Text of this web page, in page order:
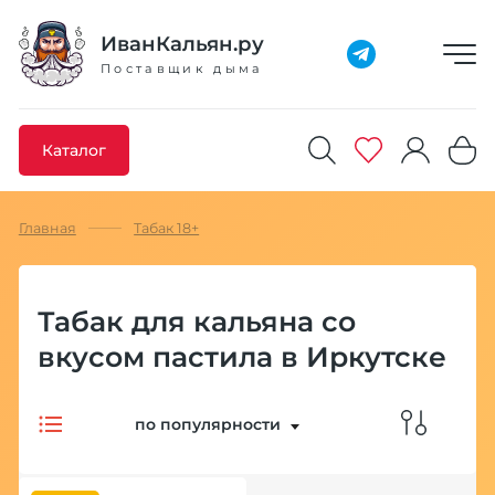
ИванКальян.ру
Поставщик дыма
Каталог
Добавлено максимальное кол-во товара
Главная Табак 18+
Табак для кальяна со
вкусом пастила в Иркутске
по популярности